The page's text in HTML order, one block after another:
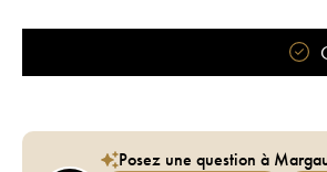
Posez une question à